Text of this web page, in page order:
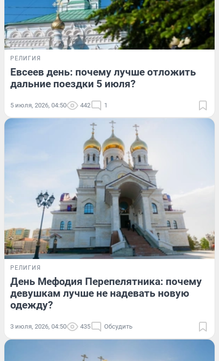
РЕЛИГИЯ
Евсеев день: почему лучше отложить
дальние поездки 5 июля?
5 июля, 2026, 04:50 442 1
РЕЛИГИЯ
День Мефодия Перепелятника: почему
девушкам лучше не надевать новую
одежду?
3 июля, 2026, 04:50 435 Обсудить